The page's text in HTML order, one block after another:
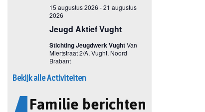
Bekijk alle Activiteiten
Familie berichten